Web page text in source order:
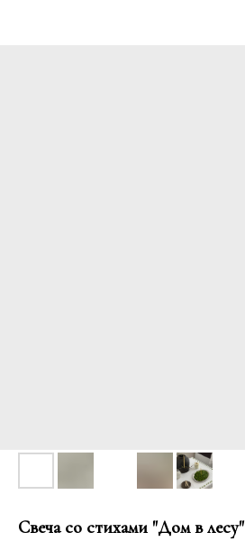
Свеча со стихами "Дом в лесу"